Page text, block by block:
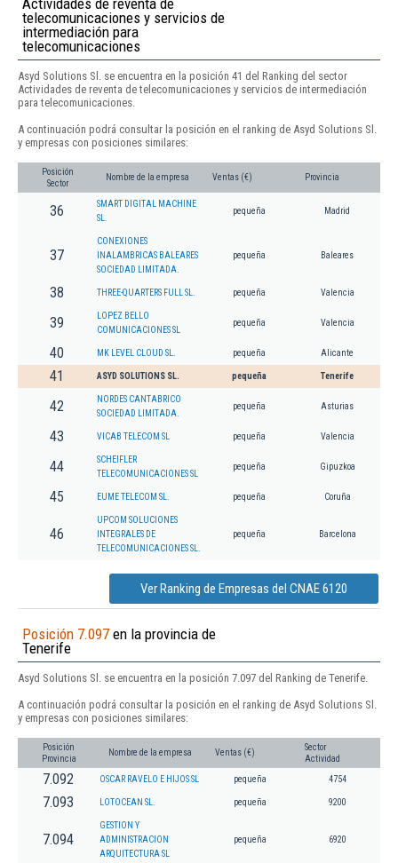
telecomunicaciones y servicios de
intermediación para
telecomunicaciones
Asyd Solutions Sl. se encuentra en la posición 41 del Ranking del sector
Actividades de reventa de telecomunicaciones y servicios de intermediación
para telecomunicaciones.
A continuación podrá consultar la posición en el ranking de Asyd Solutions Sl.
y empresas con posiciones similares:
Posición
Sector
Nombre de la empresa Ventas (€) Provincia
36
SMART DIGITAL MACHINE
SL.
pequeña Madrid
37
CONEXIONES
INALAMBRICAS BALEARES
SOCIEDAD LIMITADA.
pequeña Baleares
38 THREE-QUARTERS FULL SL. pequeña Valencia
39
LOPEZ BELLO
COMUNICACIONES SL
pequeña Valencia
40 MK LEVEL CLOUD SL. pequeña Alicante
41 ASYD SOLUTIONS SL. pequeña Tenerife
42
NORDES CANTABRICO
SOCIEDAD LIMITADA.
pequeña Asturias
43 VICAB TELECOM SL pequeña Valencia
44
SCHEIFLER
TELECOMUNICACIONES SL
pequeña Gipuzkoa
45 EUME TELECOM SL. pequeña Coruña
46
UPCOM SOLUCIONES
INTEGRALES DE
TELECOMUNICACIONES SL.
pequeña Barcelona
Ver Ranking de Empresas del CNAE 6120
Posición 7.097 en la provincia de
Tenerife
Asyd Solutions Sl. se encuentra en la posición 7.097 del Ranking de Tenerife.
A continuación podrá consultar la posición en el ranking de Asyd Solutions Sl.
y empresas con posiciones similares:
Posición
Provincia
Nombre de la empresa Ventas (€)
Sector
Actividad
7.092 OSCAR RAVELO E HIJOS SL pequeña 4754
7.093 LOTOCEAN SL. pequeña 9200
7.094
GESTION Y
ADMINISTRACION
ARQUITECTURA SL
pequeña 6920